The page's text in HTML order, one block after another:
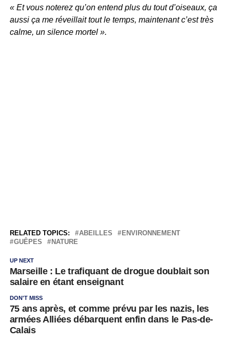
« Et vous noterez qu’on entend plus du tout d’oiseaux, ça
aussi ça me réveillait tout le temps, maintenant c’est très
calme, un silence mortel ».
RELATED TOPICS: ABEILLES
ENVIRONNEMENT
GUÊPES
NATURE
UP NEXT
Marseille : Le trafiquant de drogue doublait son
salaire en étant enseignant
DON'T MISS
75 ans après, et comme prévu par les nazis, les
armées Alliées débarquent enfin dans le Pas-de-
Calais